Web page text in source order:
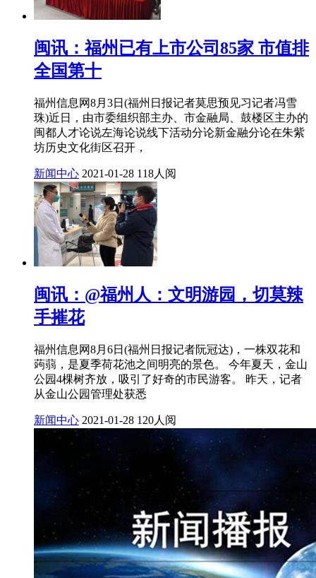
闽讯：福州已有上市公司85家 市值排
全国第十
福州信息网8月3日(福州日报记者莫思预见习记者冯雪
珠)近日，由市委组织部主办、市金融局、鼓楼区主办的
闽都人才论说左海论说线下活动分论新金融分论在朱紫
坊历史文化街区召开，
新闻中心 2021-01-28 118人阅
闽讯：@福州人：文明游园，切莫辣
手摧花
福州信息网8月6日(福州日报记者阮冠达)，一株双花和
蒟蒻，是夏季荷花池之间明亮的景色。 今年夏天，金山
公园4棵树齐放，吸引了好奇的市民游客。 昨天，记者
从金山公园管理处获悉
新闻中心 2021-01-28 120人阅